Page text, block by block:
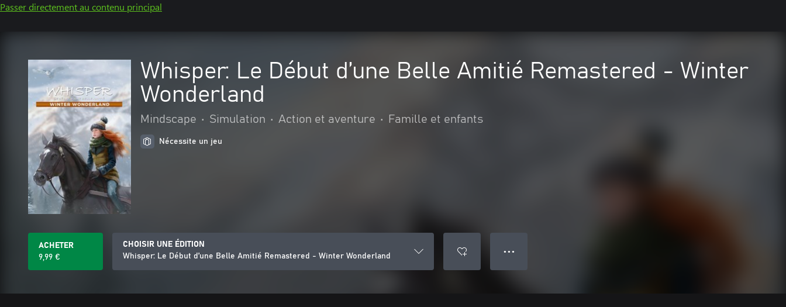
Passer directement au contenu principal
Whisper: Le Début d’une Belle Amitié Remastered - Winter
Wonderland
Mindscape • Simulation • Action et aventure • Famille et enfants
Nécessite un jeu
ACHETER
9,99 €
CHOISIR UNE ÉDITION
Whisper: Le Début d’une Belle Amitié Remastered - Winter Wonderland
● ● ●